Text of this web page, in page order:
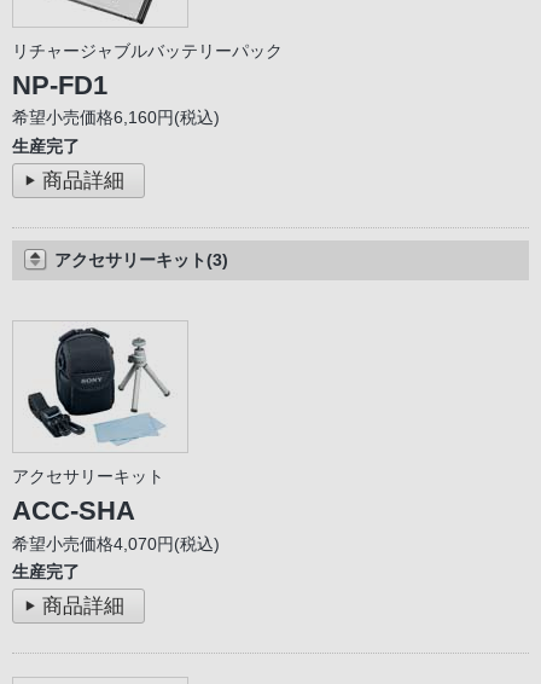
リチャージャブルバッテリーパック
NP-FD1
希望小売価格6,160円(税込)
生産完了
商品詳細
アクセサリーキット(3)
アクセサリーキット
ACC-SHA
希望小売価格4,070円(税込)
生産完了
商品詳細